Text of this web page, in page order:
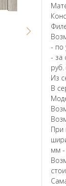
- по
- за
руб.
Из
В
При
мм -